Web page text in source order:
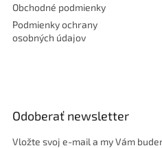
Obchodné podmienky
Podmienky ochrany
osobných údajov
Odoberať newsletter
Vložte svoj e-mail a my Vám